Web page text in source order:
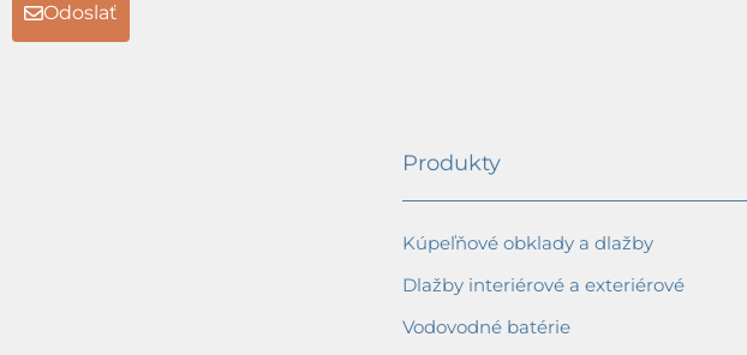
Odoslať
Produkty
Kúpeľňové obklady a dlažby
Dlažby interiérové a exteriérové
Vodovodné batérie